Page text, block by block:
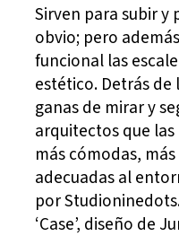
Sirven para subir y
obvio; pero
funcional las
estético. Detrás de
ganas de mirar y
arquitectos que
más cómodas,
adecuadas al
por
‘Case’, diseño de